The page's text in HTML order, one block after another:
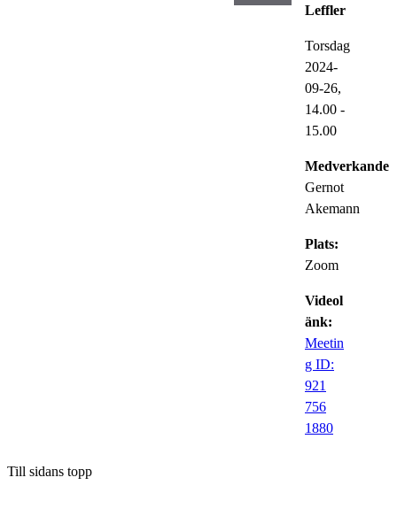
Leffler
Torsdag
2024-
09-26,
14.00 -
15.00
Medverkande:
Gernot
Akemann
Plats:
Zoom
Videol
änk:
Meetin
g ID:
921
756
1880
Till sidans topp